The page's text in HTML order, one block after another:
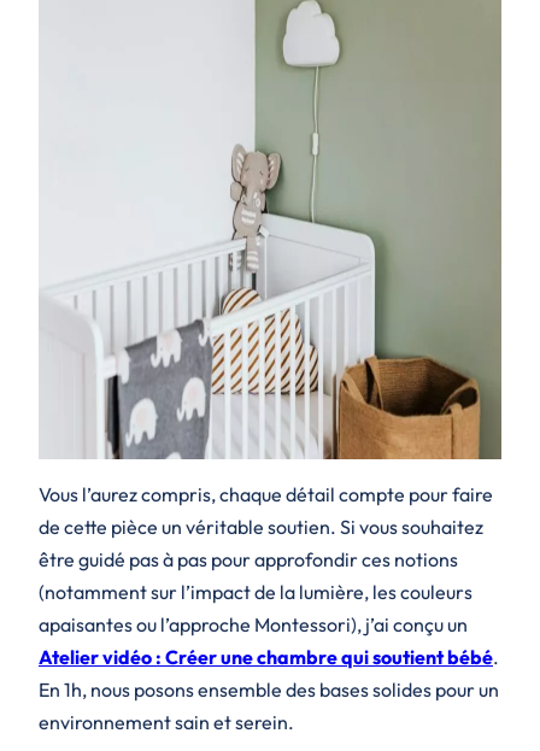
Vous l’aurez compris, chaque détail compte pour faire
de cette pièce un véritable soutien. Si vous souhaitez
être guidé pas à pas pour approfondir ces notions
(notamment sur l’impact de la lumière, les couleurs
apaisantes ou l’approche Montessori), j’ai conçu un
Atelier vidéo : Créer une chambre qui soutient bébé.
En 1h, nous posons ensemble des bases solides pour un
environnement sain et serein.